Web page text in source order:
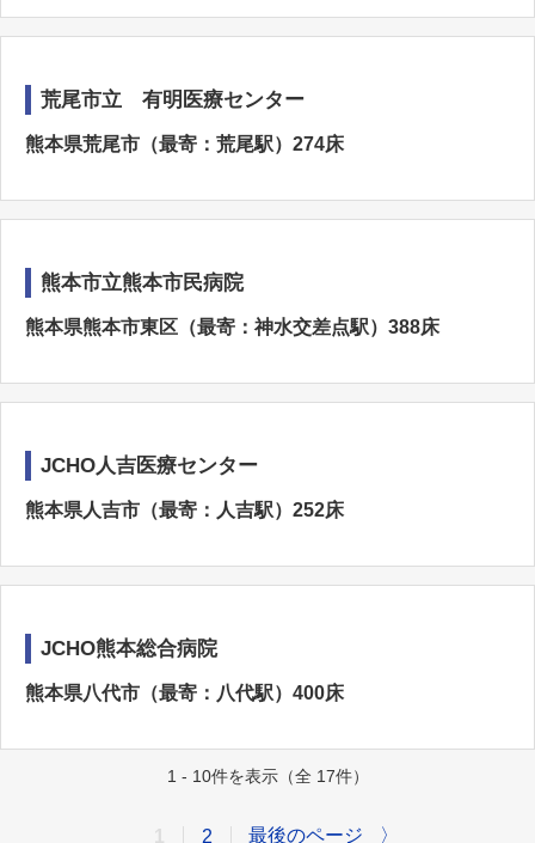
荒尾市立 有明医療センター
熊本県荒尾市（最寄：荒尾駅）274床
熊本市立熊本市民病院
熊本県熊本市東区（最寄：神水交差点駅）388床
JCHO人吉医療センター
熊本県人吉市（最寄：人吉駅）252床
JCHO熊本総合病院
熊本県八代市（最寄：八代駅）400床
1 - 10件を表示（全 17件）
2 最後のページ 〉